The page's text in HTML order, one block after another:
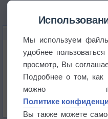
Температура
Давление
Осадки
Облачность
Список всех карт
Мы используем
удобнее
просмотр, Вы
Подробнее о том,
можно
Политике
Вы также можете